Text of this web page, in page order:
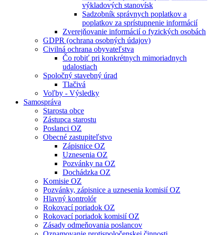
výkladových stanovísk
Sadzobník správnych poplatkov a
poplatkov za sprístupnenie informácií
Zverejňovanie informácií o fyzických osobách
GDPR (ochrana osobných údajov)
Civilná ochrana obyvateľstva
Čo robiť pri konkrétnych mimoriadnych
udalostiach
Spoločný stavebný úrad
Tlačivá
Voľby - Výsledky
Samospráva
Starosta obce
Zástupca starostu
Poslanci OZ
Obecné zastupiteľstvo
Zápisnice OZ
Uznesenia OZ
Pozvánky na OZ
Dochádzka OZ
Komisie OZ
Pozvánky, zápisnice a uznesenia komisií OZ
Hlavný kontrolór
Rokovací poriadok OZ
Rokovací poriadok komisií OZ
Zásady odmeňovania poslancov